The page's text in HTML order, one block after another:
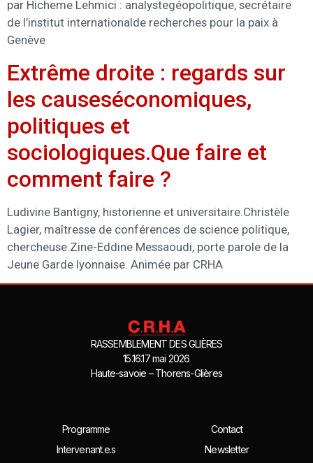
par Hicheme Lehmici : analystegéopolitique, secrétaire
de l’institut internationalde recherches pour la paix à
Genève
Extrême droite : regards sur
les causeséconomiques,
politiques et
sociologiques.Que faire et
comment faire ?
Ludivine Bantigny, historienne et universitaire.Christèle
Lagier, maîtresse de conférences de science politique,
chercheuse.Zine-Eddine Messaoudi, porte parole de la
Jeune Garde lyonnaise. Animée par CRHA
RASSEMBLEMENT DES GLIÈRES
15.16.17 mai 2026
Haute-savoie – Thorens-Glières
Programme
Intervenant.e.s
Contact
Newsletter